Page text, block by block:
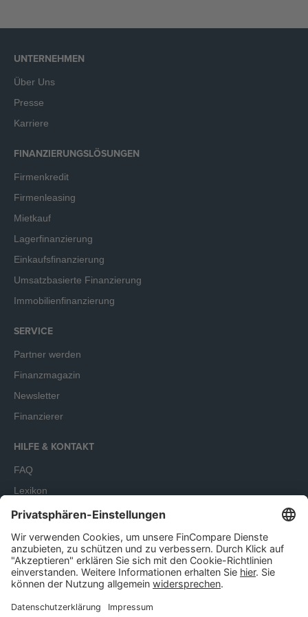
UNTERNEHMEN
Über Uns
Presse
Karriere
FINANZIERUNGSLÖSUNGEN
Firmenkredit
Firmenleasing
Mietkauf
Lagerfinanzierung
Einkaufsfinanzierung
Umsatzbasierte Finanzierung
Immobilienfinanzierung
SERVICE
Partner werden
Finanzmagazin
Newsletter
Finanzierer
HILFE & KONTAKT
FAQ
Lexikon
Terminbuchung